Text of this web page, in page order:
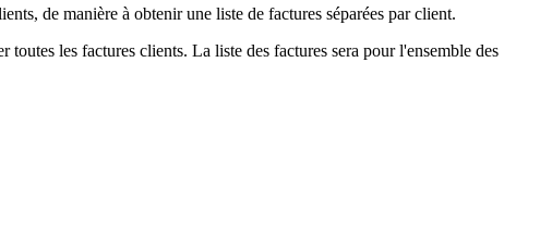
de manière à obtenir une liste de factures séparées par client.
les factures clients. La liste des factures sera pour l'ensemble des